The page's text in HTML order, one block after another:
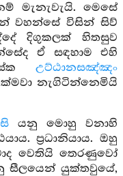
මැනැවැයි. මෙසේ
වහන්සේ විසින් සිව්
දිගුකලක් හිතසුව
ඒ සඳහාම එහි
උට්ඨානසඤ්ඤං
නැගිටින්නෙමියි
යනු මොහු වනාහි
ප්‍රධානියාය. ඔහු
වෙතියි තෙරණුවෝ
සීලයෙන් යුක්තවුයේ,